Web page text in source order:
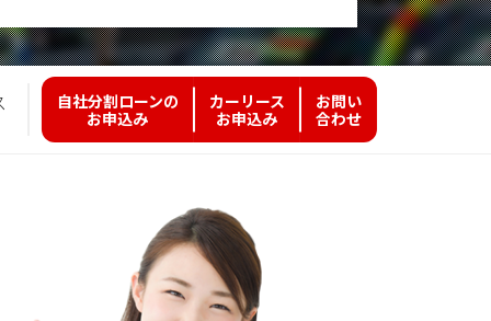
自社分割ローンの
お申込み
カーリース
お申込み
お問い
合わせ